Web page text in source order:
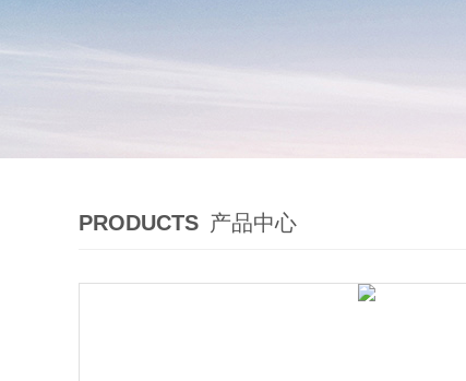
PRODUCTS 产品中心